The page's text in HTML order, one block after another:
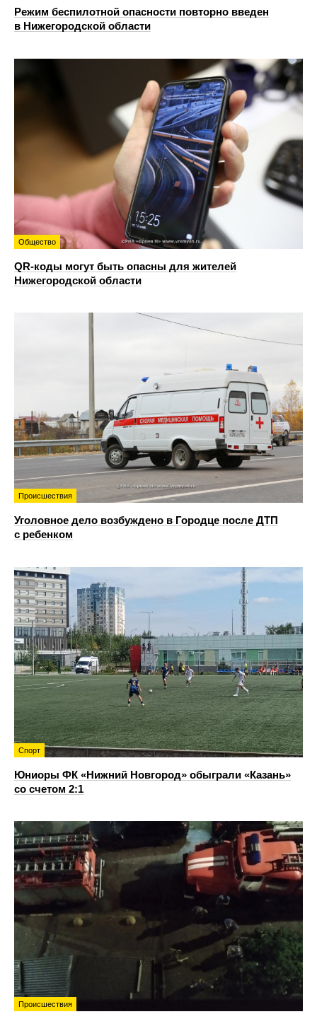
Режим беспилотной опасности повторно введен
в Нижегородской области
Общество
QR-коды могут быть опасны для жителей
Нижегородской области
Происшествия
Уголовное дело возбуждено в Городце после ДТП
с ребенком
Спорт
Юниоры ФК «Нижний Новгород» обыграли «Казань»
со счетом 2:1
Происшествия